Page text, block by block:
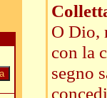
O Dio,
con la
segno